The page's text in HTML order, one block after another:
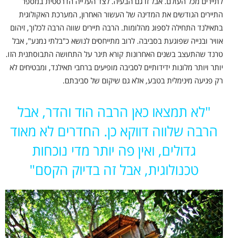
התיירים הגודשים את המדינה של העשור האחרון, המערכת האקולוגית
בתאילנד התחילה לספוג מהלומות. הרבה תיירים שווה הרבה לכלוך, זיהום
אוויר ובנייה שפוגעת בסביבה. לרוב מתייחסים לנושא כ"בלתי נמנע", אבל
טרנד שהתעצב בשנים האחרונות קורא תיגר על התחושה התבוסתנית הזו.
יותר ויותר מלונות ידידותיים לסביבה מופיעים ברחבי תאילנד, ומבטיחים לא
רק פגיעה מינימלית בטבע, אלא גם שיקום של סביבתם.
"לא תמצאו כאן הרבה הוד והדר, אבל
הרבה שלווה דווקא כן. החדרים לא מאוד
גדולים, ואין פה יותר מדי נוכחות
טכנולוגית, אבל זה בדיוק הקסם"